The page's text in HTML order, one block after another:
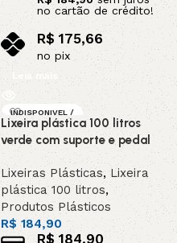
no cartão de crédito!
R$ 175,66
no pix
Leia mais
INDISPONIVEL /
SOB ENCOMEND
A
Lixeira plástica 100 litros
verde com suporte e pedal
Lixeiras Plásticas,Lixeira
plástica 100 litros,
Produtos Plásticos
R$ 184,90
R$184,90